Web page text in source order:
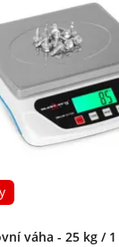
váha - 25 kg / 1